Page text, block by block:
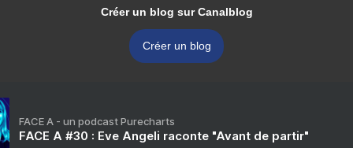
Créer un blog sur Canalblog
Créer un blog
FACE A - un podcast Purecharts
FACE A #30 : Eve Angeli raconte "Avant de partir"